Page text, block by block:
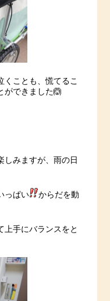
くことも、慌てるこ
ができました🙆
しみますが、雨の日
っぱい
からだを動
上手にバランスをと